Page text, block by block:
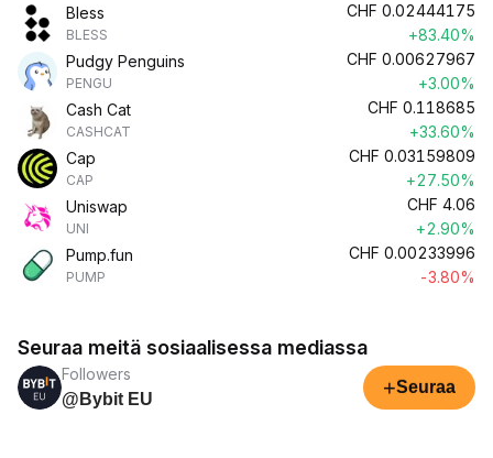
Bless
BLESS
CHF 0.02444175
+83.40%
Pudgy Penguins
PENGU
CHF 0.00627967
+3.00%
Cash Cat
CASHCAT
CHF 0.118685
+33.60%
Cap
CAP
CHF 0.03159809
+27.50%
Uniswap
UNI
CHF 4.06
+2.90%
Pump.fun
PUMP
CHF 0.00233996
-3.80%
Seuraa meitä sosiaalisessa mediassa
Followers
@Bybit EU
+Seuraa